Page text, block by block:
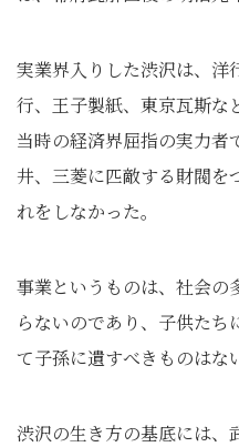
実業界入りした渋沢は、洋
行、王子製紙、東京瓦斯な
当時の経済界屈指の実力者
井、三菱に匹敵する財閥を
れをしなかった。
事業というものは、社会の
らないのであり、子供た
て子孫に遺すべきものはな
渋沢の生き方の基底には、